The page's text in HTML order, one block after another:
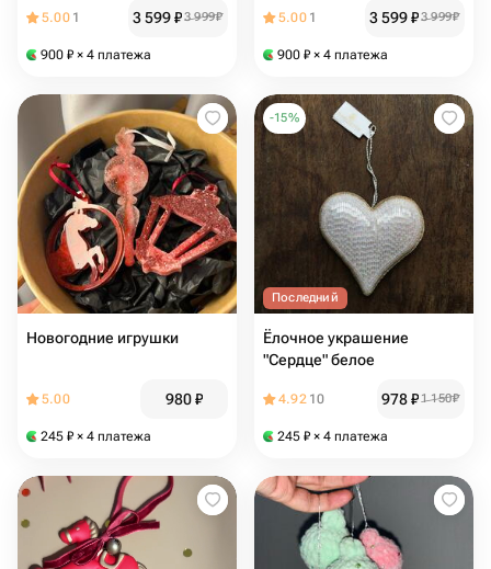
5.00 1 3 599₽3 999₽
900 ₽ × 4 платежа
5.00 1 3 599₽3 999₽
900 ₽ × 4 платежа
Новогодние игрушки
5.00 980₽
245 ₽ × 4 платежа
-15%
Последний
Ёлочное украшение
"Сердце" белое
4.92 10 978₽1 150₽
245 ₽ × 4 платежа